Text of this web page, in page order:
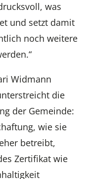
was
und setzt damit
noch weitere
Widmann
die
der Gemeinde:
wie sie
betreibt,
Zertifikat wie